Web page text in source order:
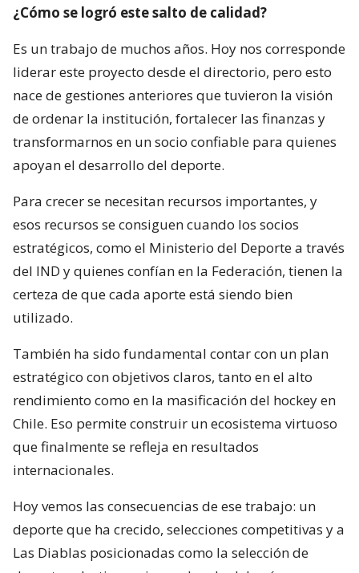
¿Cómo se logró este salto de calidad?
Es un trabajo de muchos años. Hoy nos corresponde
liderar este proyecto desde el directorio, pero esto
nace de gestiones anteriores que tuvieron la visión
de ordenar la institución, fortalecer las finanzas y
transformarnos en un socio confiable para quienes
apoyan el desarrollo del deporte.
Para crecer se necesitan recursos importantes, y
esos recursos se consiguen cuando los socios
estratégicos, como el Ministerio del Deporte a través
del IND y quienes confían en la Federación, tienen la
certeza de que cada aporte está siendo bien
utilizado.
También ha sido fundamental contar con un plan
estratégico con objetivos claros, tanto en el alto
rendimiento como en la masificación del hockey en
Chile. Eso permite construir un ecosistema virtuoso
que finalmente se refleja en resultados
internacionales.
Hoy vemos las consecuencias de ese trabajo: un
deporte que ha crecido, selecciones competitivas y a
Las Diablas posicionadas como la selección de